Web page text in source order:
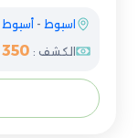
اسيوط - أسيوط
الكشف : 350